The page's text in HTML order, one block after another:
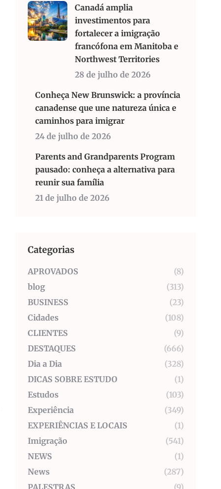
Canadá amplia
investimentos para
fortalecer a imigração
francófona em Manitoba e
Northwest Territories
28 de julho de 2026
Conheça New Brunswick: a província
canadense que une natureza única e
caminhos para imigrar
24 de julho de 2026
Parents and Grandparents Program
pausado: conheça a alternativa para
reunir sua família
21 de julho de 2026
Categorias
APROVADOS
(8)
blog
(313)
BUSINESS
(23)
Cidades
(108)
CLIENTES
(9)
DESTAQUES
(666)
Dia a Dia
(328)
DICAS SOBRE ESTUDO
(1)
Estudos
(103)
Experiência
(349)
EXPERIÊNCIAS E LOCAIS
(1)
Imigração
(541)
NEWS
(1)
News
(287)
PALESTRAS
(9)